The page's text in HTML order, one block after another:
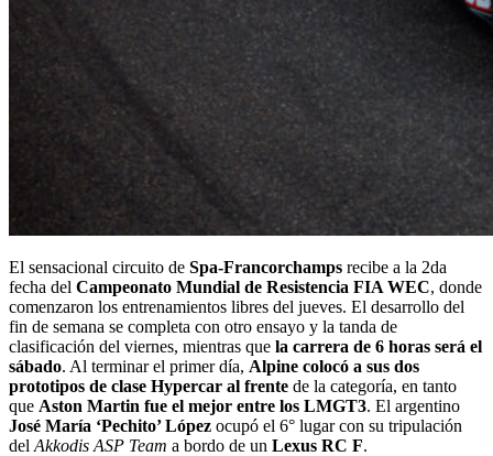
El sensacional circuito de Spa-Francorchamps recibe a la 2da
fecha del Campeonato Mundial de Resistencia FIA WEC, donde
comenzaron los entrenamientos libres del jueves. El desarrollo del
fin de semana se completa con otro ensayo y la tanda de
clasificación del viernes, mientras que la carrera de 6 horas será el
sábado. Al terminar el primer día, Alpine colocó a sus dos
prototipos de clase Hypercar al frente de la categoría, en tanto
que Aston Martin fue el mejor entre los LMGT3. El argentino
José María ‘Pechito’ López ocupó el 6° lugar con su tripulación
del Akkodis ASP Team a bordo de un Lexus RC F.